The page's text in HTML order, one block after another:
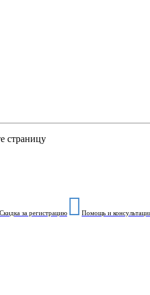
страницу
Скидка за регистрацию Помощь и